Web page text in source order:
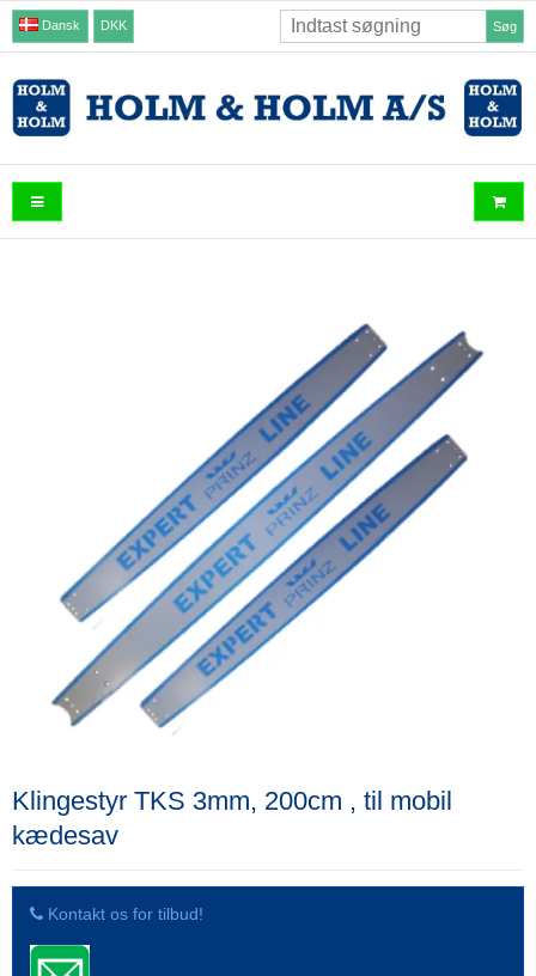
Dansk DKK Søg
Klingestyr TKS 3mm, 200cm , til mobil
kædesav
Kontakt os for tilbud!